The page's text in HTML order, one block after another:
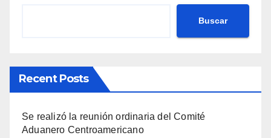
Buscar
Recent Posts
Se realizó la reunión ordinaria del Comité
Aduanero Centroamericano